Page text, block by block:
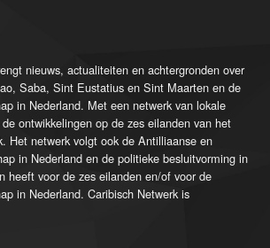
nieuws, actualiteiten en achtergronden over
Saba, Sint Eustatius en Sint Maarten en de
in Nederland. Met een netwerk van lokale
ontwikkelingen op de zes eilanden van het
Het netwerk volgt ook de Antilliaanse en
in Nederland en de politieke besluitvorming in
heeft voor de zes eilanden en/of voor de
in Nederland. Caribisch Netwerk is